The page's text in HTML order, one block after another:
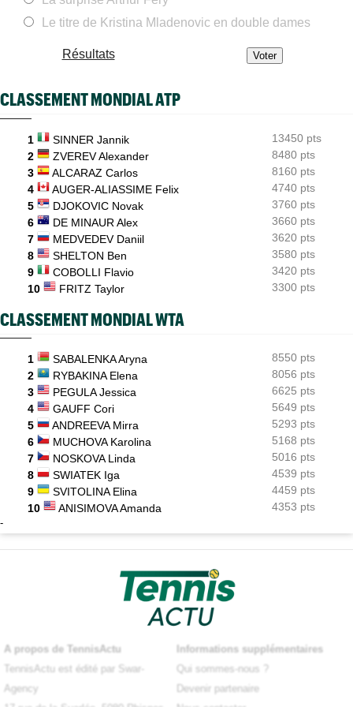
ATP - Montréal
Fils, Rinderknech et Droguet ce jeudi : horaires et diffusion TV
BJK Cup
Zheng, Rybakina, Noskova... : qui jouera les BJK Cup Finals ?
Caroline Garcia est devenue maman d’un petit Pablo
Les Bleus U16 ont décroché leur deuxième médaille
européenne en 2026
13:22
ATP - Montréal
Terence Atmane a scalpé Tiafoe, Draper puis Khachanov en 9
jours
Le titre de Kristina Mladenovic en double dames
Résultats
CLASSEMENT MONDIAL ATP
1 SINNER Jannik
13450 pts
2
ZVEREV Alexander
8480 pts
3
ALCARAZ Carlos
8160 pts
4
AUGER-ALIASSIME Felix
4740 pts
5
DJOKOVIC Novak
3760 pts
6
DE MINAUR Alex
3660 pts
7
MEDVEDEV Daniil
3620 pts
8
SHELTON Ben
3580 pts
9
COBOLLI Flavio
3420 pts
10
FRITZ Taylor 3300 pts
CLASSEMENT MONDIAL WTA
1 SABALENKA Aryna
8550 pts
2
RYBAKINA Elena
8056 pts
3
PEGULA Jessica
6625 pts
4
GAUFF Cori
5649 pts
5
ANDREEVA Mirra
5293 pts
6
MUCHOVA Karolina
5168 pts
7
NOSKOVA Linda
5016 pts
8
SWIATEK Iga
4539 pts
9
SVITOLINA Elina
4459 pts
10
ANISIMOVA Amanda 4353 pts
-
A propos de TennisActu
TennisActu est édité par Swar-
Agency
Informations supplémentaires
Qui sommes-nous ?
Devenir partenaire